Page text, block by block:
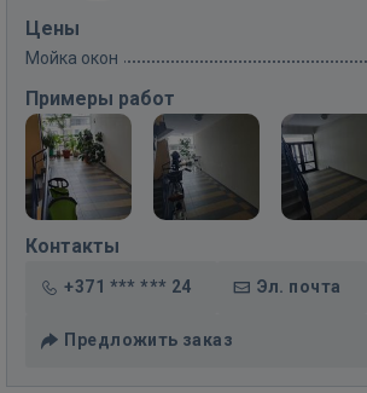
Цены
Мойка окон
Примеры работ
Контакты
+371 *** *** 24 Эл. почта
Предложить заказ